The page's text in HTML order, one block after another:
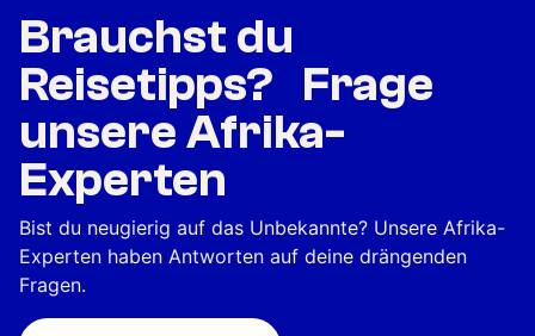
Brauchst du
Reisetipps? Frage
unsere Afrika-
Experten
Bist du neugierig auf das Unbekannte? Unsere Afrika-
Experten haben Antworten auf deine drängenden
Fragen.